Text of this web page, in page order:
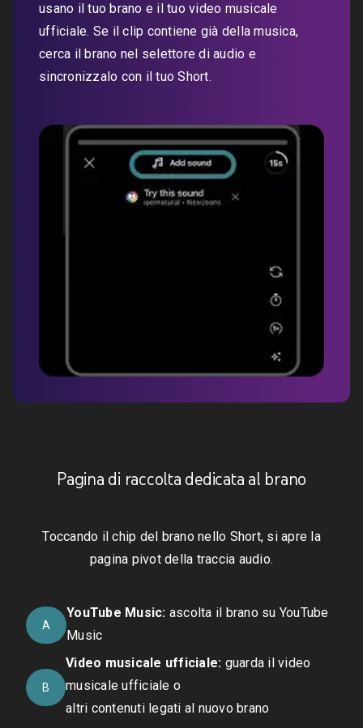
usano il tuo brano e il tuo video musicale
ufficiale. Se il clip contiene già della musica,
cerca il brano nel selettore di audio e
sincronizzalo con il tuo Short.
Pagina di raccolta dedicata al brano
Toccando il chip del brano nello Short, si apre la
pagina pivot della traccia audio.
A
YouTube Music: ascolta il brano su YouTube
Music
B
Video musicale ufficiale: guarda il video
musicale ufficiale o
altri contenuti legati al nuovo brano